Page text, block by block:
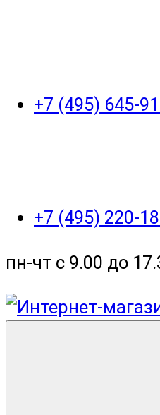
+7 (495) 645-
+7 (495) 220-
пн-чт с 9.00 до